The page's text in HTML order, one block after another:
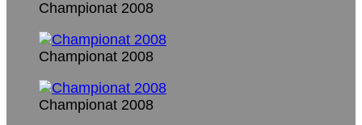
Championat 2008
Championat 2008
Championat 2008